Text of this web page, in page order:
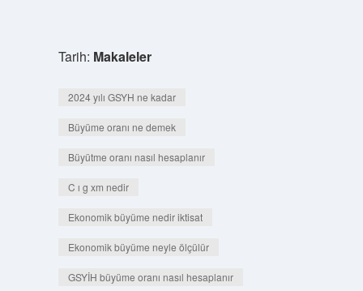
Tarih: Makaleler
2024 yılı GSYH ne kadar
Büyüme oranı ne demek
Büyütme oranı nasıl hesaplanır
C ı g xm nedir
Ekonomik büyüme nedir iktisat
Ekonomik büyüme neyle ölçülür
GSYİH büyüme oranı nasıl hesaplanır